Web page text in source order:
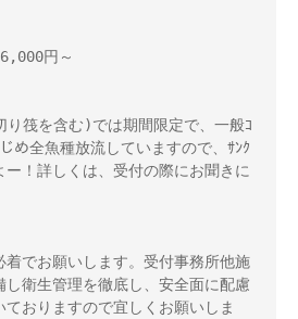
円～
り筏を含む)では期間限定で、一般ｺ
め全魚種放流していますので、ｻﾝｸ
ー！詳しくは、受付の際にお聞きに
着でお願いします。受付事務所他施
衛生管理を徹底し、安全面に配慮
ておりますので宜しくお願いしま